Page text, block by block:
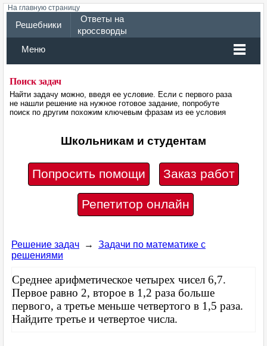
На главную страницу
Решебники
Ответы на
кроссворды
Меню
Поиск задач
Найти задачу можно, введя ее условие. Если с первого раза
не нашли решение на нужное готовое задание, попробуте
поиск по другим похожим ключевым фразам из ее условия
Школьникам и студентам
Попросить помощи Заказ работ
Репетитор онлайн
Решение задач → Задачи по математике с
решениями
Среднее арифметическое четырех чисел 6,7.
Первое равно 2, второе в 1,2 раза больше
первого, а третье меньше четвертого в 1,5 раза.
Найдите третье и четвертое числа.